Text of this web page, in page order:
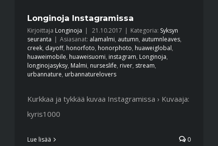
Longinoja Instagramissa
Kirjoittaja Longinoja | 21.10.2017 | Kategoria: Syksyn
seuranta | Asiasanat: alamalmi, autumn, autumnleaves,
creek, dayoff, honorfoto, honorphoto, huaweiglobal,
huaweimobile, huaweisuomi, instagram, Longinoja,
longinojasyksy, Malmi, nurseslife, river, stream,
urbannature, urbannaturelovers
Kurkkaa ja tykkää kuvaa Instagramissa › Kuvaaja:
kyris1000
Lue lisää 0